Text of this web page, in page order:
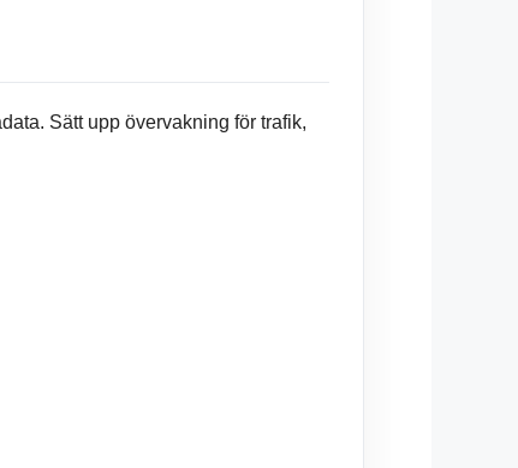
Sätt upp övervakning för trafik,